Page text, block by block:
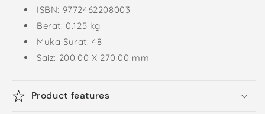
ISBN: 9772462208003
Berat: 0.125 kg
Muka Surat: 48
Saiz: 200.00 X 270.00 mm
Product features